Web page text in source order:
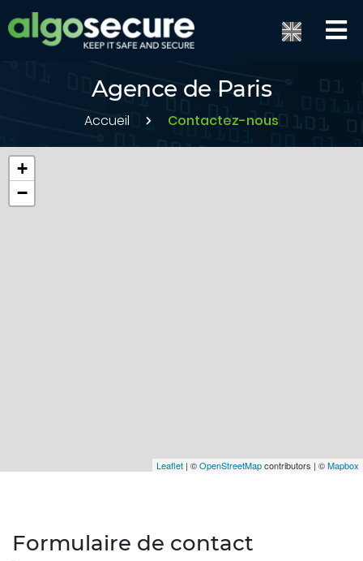
Agence de Paris
Accueil Contactez-nous
+
−
Leaflet | ©OpenStreetMapcontributors | ©Mapbox
Formulaire de contact